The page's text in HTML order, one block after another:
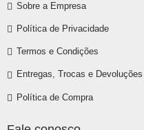
Sobre a Empresa
Política de Privacidade
Termos e Condições
Entregas, Trocas e Devoluções
Política de Compra